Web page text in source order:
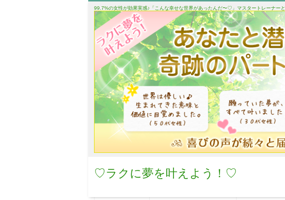
99.7%の女性が効果実感♪「こんな幸せな世界があったんだ〜♡」マスタートレーナー
♡ラクに夢を叶えよう！♡